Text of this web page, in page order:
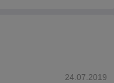
24.07.2019